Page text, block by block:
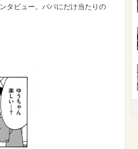
タビュー。パパにだけ当たりの